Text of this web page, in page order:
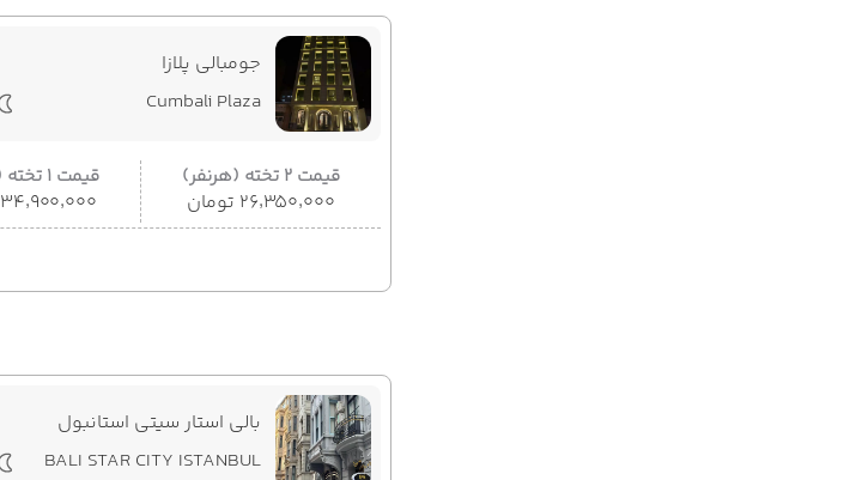
جومبالی پلازا
Cumbali Plaza
قیمت 2 تخته (هرنفر)
۲۶٬۳۵۰٬۰۰۰ تومان
قیمت 1 تخته (هرنفر)
۳۴٬۹۰۰٬۰۰۰ تومان
بالی استار سیتی استانبول
BALI STAR CITY ISTANBUL